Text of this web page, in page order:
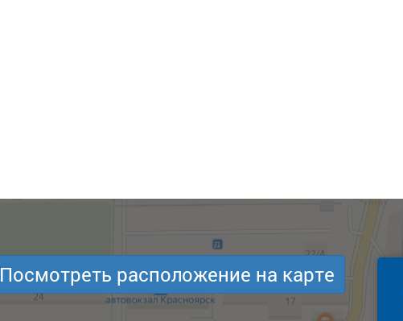
Посмотреть расположение на карте